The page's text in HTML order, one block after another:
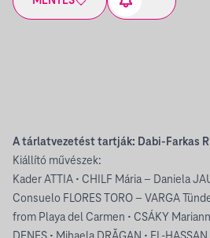
A tárlatvezetést tartják: Dabi-Farkas
Kiállító művészek:
Kader ATTIA • CHILF Mária – Daniela
Consuelo FLORES TORO – VARGA
from Playa del Carmen • CSÁKY